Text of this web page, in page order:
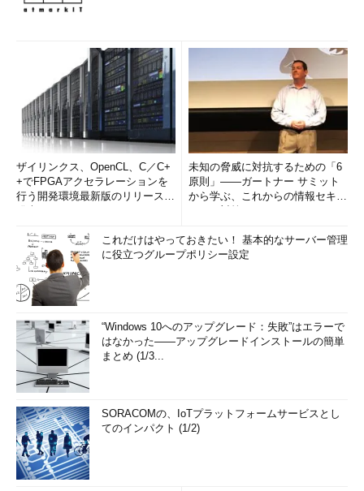
ザイリンクス、OpenCL、C／C+
+でFPGAアクセラレーションを
行う開発環境最新版のリリースを
未知の脅威に対抗するための「6
原則」――ガートナー サミット
から学ぶ、これからの情報セキュ
これだけはやっておきたい！ 基本的なサーバー管理
に役立つグループポリシー設定
“Windows 10へのアップグレード：失敗”はエラーで
はなかった――アップグレードインストールの簡単
まとめ (1/3...
SORACOMの、IoTプラットフォームサービスとし
てのインパクト (1/2)